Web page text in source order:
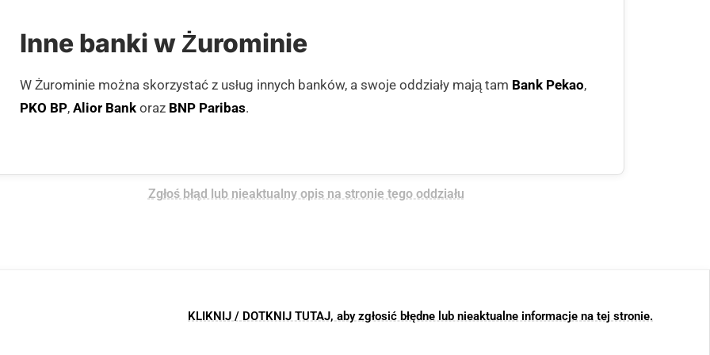
Inne banki w Żurominie
W Żurominie można skorzystać z usług innych banków, a swoje oddziały mają tam Bank Pekao,
PKO BP, Alior Bank oraz BNP Paribas.
Zgłoś błąd lub nieaktualny opis na stronie tego oddziału
KLIKNIJ / DOTKNIJ TUTAJ, aby zgłosić błędne lub nieaktualne informacje na tej stronie.